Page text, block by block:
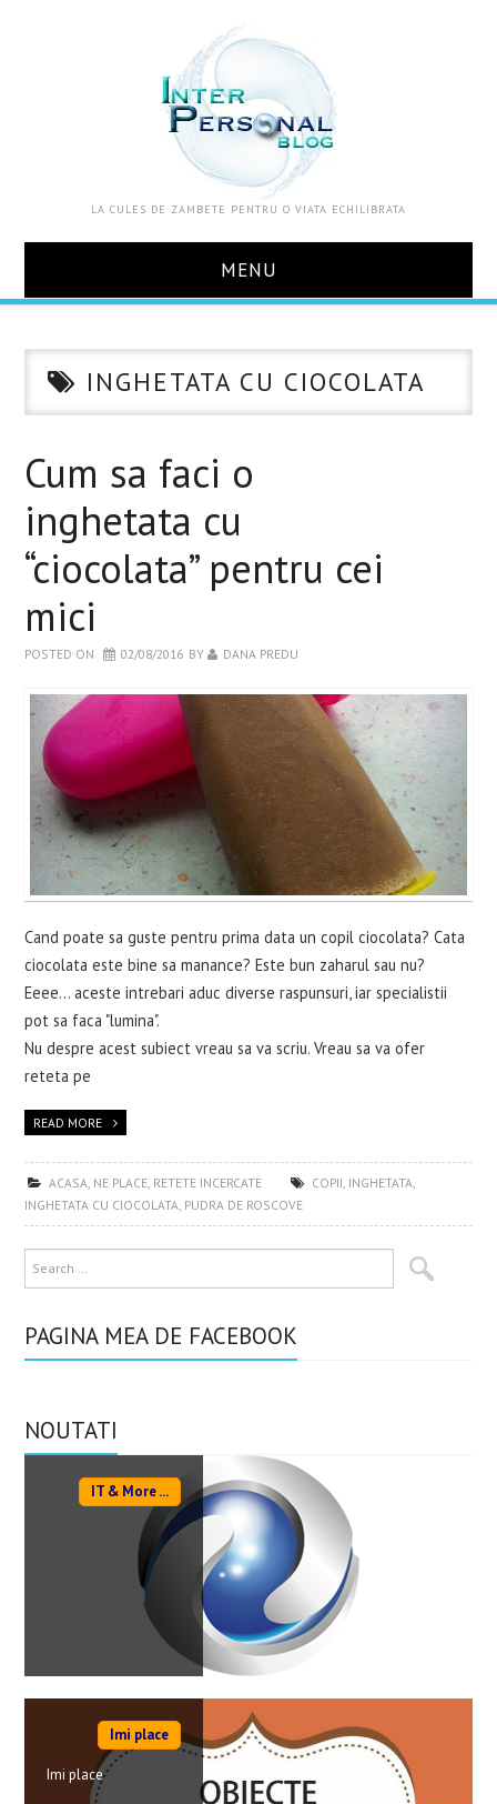
LA CULES DE ZAMBETE PENTRU O VIATA ECHILIBRATA
MENU
DESPRE MINE
WELLBEING
RETETE INCERCATE
EVENIMENTE
CARTI
CONTACT
INGHETATA CU CIOCOLATA
Cum sa faci o
inghetata cu
“ciocolata” pentru cei
mici
POSTED ON 02/08/2016 BY DANA PREDU
Cand poate sa guste pentru prima data un copil ciocolata? Cata
ciocolata este bine sa manance? Este bun zaharul sau nu?
Eeee... aceste intrebari aduc diverse raspunsuri, iar specialistii
pot sa faca "lumina".
Nu despre acest subiect vreau sa va scriu. Vreau sa va ofer
reteta pe
READ MORE
ACASA, NE PLACE, RETETE INCERCATE COPII, INGHETATA,
INGHETATA CU CIOCOLATA, PUDRA DE ROSCOVE
PAGINA MEA DE FACEBOOK
NOUTATI
IT & More ...
Imi place
Imi place